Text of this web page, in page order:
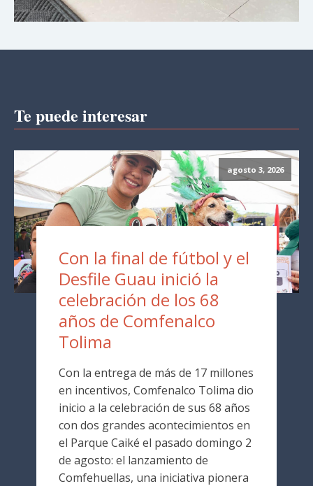
Te puede interesar
agosto 3, 2026
Con la final de fútbol y el
Desfile Guau inició la
celebración de los 68
años de Comfenalco
Tolima
Con la entrega de más de 17 millones
en incentivos, Comfenalco Tolima dio
inicio a la celebración de sus 68 años
con dos grandes acontecimientos en
el Parque Caiké el pasado domingo 2
de agosto: el lanzamiento de
Comfehuellas, una iniciativa pionera